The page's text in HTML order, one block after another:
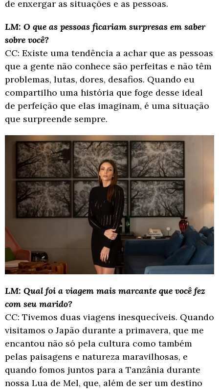
de enxergar as situações e as pessoas.
LM: O que as pessoas ficariam surpresas em saber
sobre você?
CC: Existe uma tendência a achar que as pessoas
que a gente não conhece são perfeitas e não têm
problemas, lutas, dores, desafios. Quando eu
compartilho uma história que foge desse ideal
de perfeição que elas imaginam, é uma situação
que surpreende sempre.
LM: Qual foi a viagem mais marcante que você fez
com seu marido?
CC: Tivemos duas viagens inesquecíveis. Quando
visitamos o Japão durante a primavera, que me
encantou não só pela cultura como também
pelas paisagens e natureza maravilhosas, e
quando fomos juntos para a Tanzânia durante
nossa Lua de Mel, que, além de ser um destino